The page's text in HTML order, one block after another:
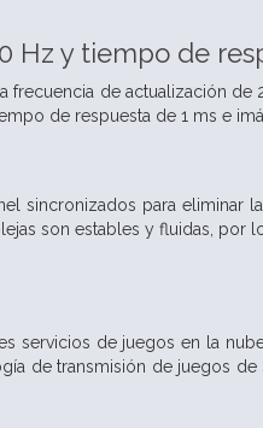
Hz y tiempo de
frecuencia de actualización
de respuesta de 1 ms e
sincronizados para
son estables y fluidas, por
servicios de juegos en la
de transmisión de juegos